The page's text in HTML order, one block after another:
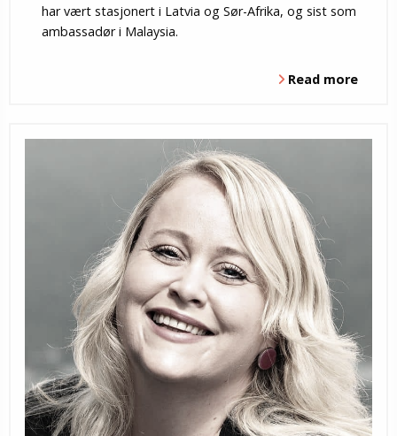
har vært stasjonert i Latvia og Sør-Afrika, og sist som
ambassadør i Malaysia.
Read more